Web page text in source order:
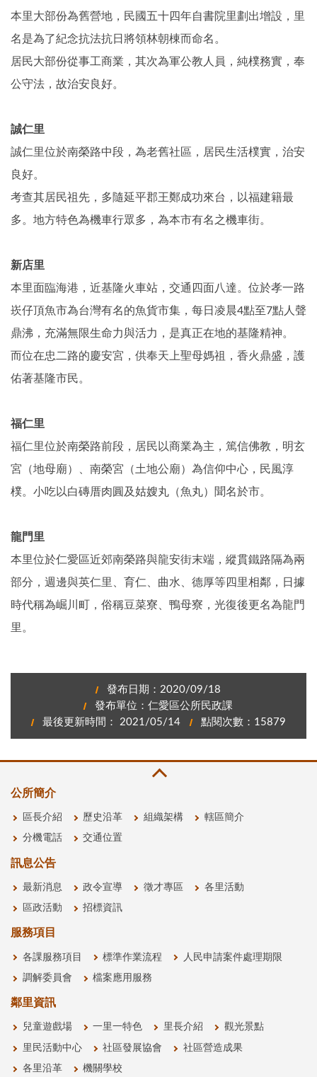
本里大部份為舊營地，民國五十四年自書院里劃出增設，里
名是為了紀念抗法抗日將領林朝棟而命名。
居民大部份從事工商業，其次為軍公教人員，純樸務實，奉
公守法，故治安良好。
誠仁里
誠仁里位於南榮路中段，為老舊社區，居民生活樸實，治安
良好。
考查其居民祖先，多隨延平郡王鄭成功來台，以福建籍最
多。地方特色為機車行眾多，為本市有名之機車街。
新店里
本里面臨海港，近基隆火車站，交通四面八達。位於孝一路
崁仔頂魚市為台灣有名的魚貨市集，每日凌晨4點至7點人聲
鼎沸，充滿無限生命力與活力，是真正在地的基隆精神。
而位在忠二路的慶安宮，供奉天上聖母媽祖，香火鼎盛，護
佑著基隆市民。
福仁里
福仁里位於南榮路前段，居民以商業為主，篤信佛教，明玄
宮（地母廟）、南榮宮（土地公廟）為信仰中心，民風淳
樸。小吃以白磚厝肉圓及姑嫂丸（魚丸）聞名於市。
龍門里
本里位於仁愛區近郊南榮路與龍安街末端，縱貫鐵路隔為兩
部分，週邊與英仁里、育仁、曲水、德厚等四里相鄰，日據
時代稱為崛川町，俗稱豆菜寮、鴨母寮，光復後更名為龍門
里。
發布日期：2020/09/18
發布單位：仁愛區公所民政課
最後更新時間： 2021/05/14
點閱次數：15879
公所簡介
區長介紹 歷史沿革 組織架構 轄區簡介
分機電話 交通位置
訊息公告
最新消息 政令宣導 徵才專區 各里活動
區政活動 招標資訊
服務項目
各課服務項目 標準作業流程 人民申請案件處理期限
調解委員會 檔案應用服務
鄰里資訊
兒童遊戲場 一里一特色 里長介紹 觀光景點
里民活動中心 社區發展協會 社區營造成果
各里沿革 機關學校